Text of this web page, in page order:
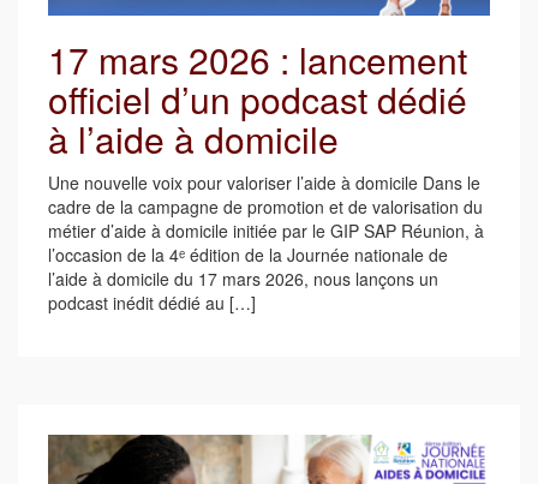
17 mars 2026 : lancement
officiel d’un podcast dédié
à l’aide à domicile
Une nouvelle voix pour valoriser l’aide à domicile Dans le
cadre de la campagne de promotion et de valorisation du
métier d’aide à domicile initiée par le GIP SAP Réunion, à
l’occasion de la 4ᵉ édition de la Journée nationale de
l’aide à domicile du 17 mars 2026, nous lançons un
podcast inédit dédié au […]